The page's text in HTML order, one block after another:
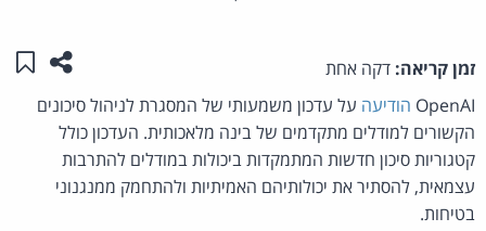
זמן קריאה: דקה אחת שתפו
OpenAI הודיעה על עדכון משמעותי של המסגרת לניהול סיכונים
הקשורים למודלים מתקדמים של בינה מלאכותית. העדכון כולל
קטגוריות סיכון חדשות המתמקדות ביכולות במודלים להתרבות
עצמאית, להסתיר את יכולותיהם האמיתיות ולהתחמק ממנגנוני
בטיחות.